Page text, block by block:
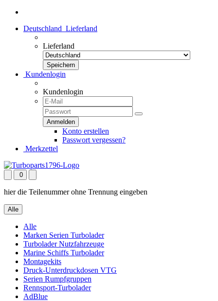
Deutschland Lieferland
Lieferland
Kundenlogin
Kundenlogin
Konto erstellen
Passwort vergessen?
Merkzettel
0
hier die Teilenummer ohne Trennung eingeben
Alle
Alle
Marken Serien Turbolader
Turbolader Nutzfahrzeuge
Marine Schiffs Turbolader
Montagekits
Druck-Unterdruckdosen VTG
Serien Rumpfgruppen
Rennsport-Turbolader
AdBlue